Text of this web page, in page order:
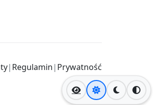
Jasny motyw
Ciemny
| Regulamin| Prywatność